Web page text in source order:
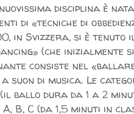
disciplina è
di «tecniche di
in Svizzera, si è tenuto
(che inizialmente
consiste nel
suon di musica. Le
ballo dura da 1 a 2
B, C (da 1,5 minuti in